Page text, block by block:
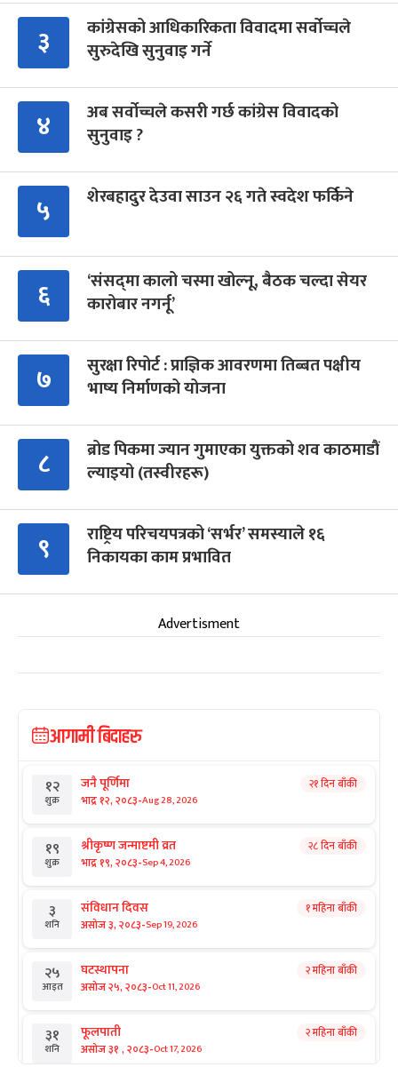
३
कांग्रेसको आधिकारिकता विवादमा सर्वोच्चले
सुरुदेखि सुनुवाइ गर्ने
४
अब सर्वोच्चले कसरी गर्छ कांग्रेस विवादको
सुनुवाइ ?
५ शेरबहादुर देउवा साउन २६ गते स्वदेश फर्किने
६
‘संसद्‍मा कालो चस्मा खोल्नू, बैठक चल्दा सेयर
कारोबार नगर्नू’
७
सुरक्षा रिपोर्ट : प्राज्ञिक आवरणमा तिब्बत पक्षीय
भाष्य निर्माणको योजना
८
ब्रोड पिकमा ज्यान गुमाएका युक्तको शव काठमाडौं
ल्याइयो (तस्वीरहरू)
९
राष्ट्रिय परिचयपत्रको ‘सर्भर’ समस्याले १६
निकायका काम प्रभावित
Advertisment
आगामी बिदाहरु
१२
शुक्र
जनै पूर्णिमा
भाद्र १२, २०८३-Aug 28, 2026
२१ दिन बाँकी
१९
शुक्र
श्रीकृष्ण जन्माष्टमी व्रत
भाद्र १९, २०८३-Sep 4, 2026
२८ दिन बाँकी
३
शनि
संविधान दिवस
असोज ३, २०८३-Sep 19, 2026
१ महिना बाँकी
२५
आइत
घटस्थापना
असोज २५, २०८३-Oct 11, 2026
२ महिना बाँकी
३१
शनि
फूलपाती
असोज ३१ , २०८३-Oct 17, 2026
२ महिना बाँकी